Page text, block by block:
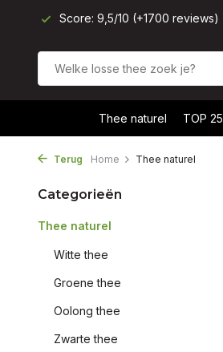
Score: 9,5/10 (+1700 reviews)
Thee naturel TOP 25
Terug Home Thee naturel
Categorieën
Thee naturel
Witte thee
Groene thee
Oolong thee
Zwarte thee